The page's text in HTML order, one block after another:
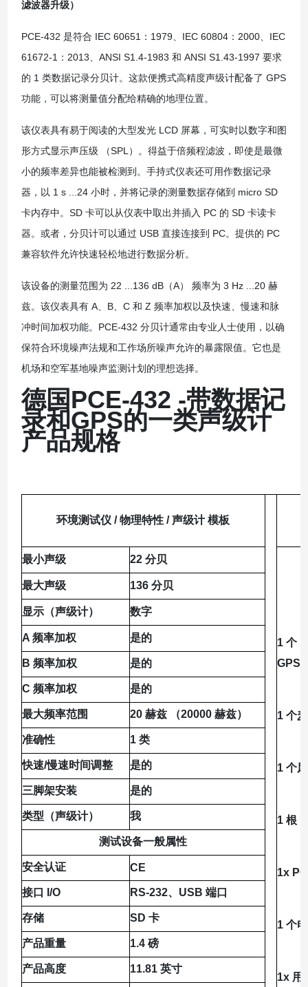
滤波器升级）
PCE-432 是符合 IEC 60651：1979、IEC 60804：2000、IEC
61672-1：2013、ANSI S1.4-1983 和 ANSI S1.43-1997 要求
的 1 类数据记录分贝计。这款便携式高精度声级计配备了 GPS
功能，可以将测量值分配给精确的地理位置。
该仪表具有易于阅读的大型发光 LCD 屏幕，可实时以数字和图
形方式显示声压级 （SPL）。得益于倍频程滤波，即使是最微
小的频率差异也能被检测到。手持式仪表还可用作数据记录
器，以 1 s ...24 小时，并将记录的测量数据存储到 micro SD
卡内存中。SD 卡可以从仪表中取出并插入 PC 的 SD 卡读卡
器。或者，分贝计可以通过 USB 直接连接到 PC。提供的 PC
兼容软件允许快速轻松地进行数据分析。
该设备的测量范围为 22 ...136 dB（A） 频率为 3 Hz ...20 赫
兹。该仪表具有 A、B、C 和 Z 频率加权以及快速、慢速和脉
冲时间加权功能。PCE-432 分贝计通常由专业人士使用，以确
保符合环境噪声法规和工作场所噪声允许的暴露限值。它也是
机场和空军基地噪声监测计划的理想选择。
德国PCE-432 -带数据记
录和GPS的一类声级计
产品规格
环境测试仪 / 物理特性 / 声级计 模板
最小声级 22 分贝
1 个
GPS
1 个
1 个
1 根
1x
1 个
1x 用
最大声级 136 分贝
显示（声级计） 数字
A 频率加权 是的
B 频率加权 是的
C 频率加权 是的
最大频率范围 20 赫兹 （20000 赫兹）
准确性 1 类
快速/慢速时间调整 是的
三脚架安装 是的
类型（声级计） 我
测试设备一般属性
安全认证 CE
接口 I/O RS-232、USB 端口
存储 SD 卡
产品重量 1.4 磅
产品高度 11.81 英寸